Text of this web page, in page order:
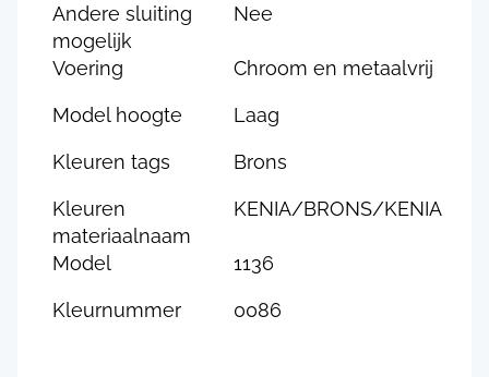
Andere sluiting
mogelijk
Nee
Voering Chroom en metaalvrij
Model hoogte Laag
Kleuren tags Brons
Kleuren
materiaalnaam
KENIA/BRONS/KENIA
Model 1136
Kleurnummer 0086